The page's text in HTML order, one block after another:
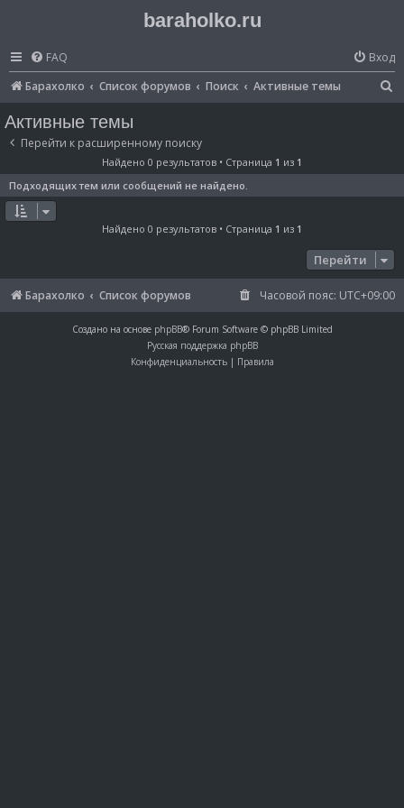
baraholko.ru
FAQ
Вход
Барахолко
Список форумов Поиск Активные темы
к
Активные темы
Перейти к расширенному поиску
Найдено 0 результатов • Страница 1 из 1
Подходящих тем или сообщений не найдено.
Найдено 0 результатов • Страница 1 из 1
Перейти
Барахолко Список форумов Часовой пояс: UTC+09:00
Создано на основе phpBB® Forum Software © phpBB Limited
Русская поддержка phpBB
Конфиденциальность| Правила